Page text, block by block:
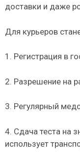
доставки и даже
Для курьеров
1. Регистрация в
2. Разрешение на
3. Регулярный
4. Сдача теста на
использует